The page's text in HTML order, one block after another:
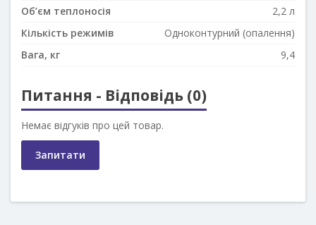
Об’єм теплоносія
2,2 л
Кількість режимів
Одноконтурний (опалення)
Вага, кг
9,4
Питання - Відповідь (0)
Немає відгуків про цей товар.
Запитати